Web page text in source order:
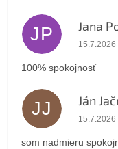
JP Jana
15.7.2026
100% spokojnosť
JJ Ján
15.7.2026
som nadmieru